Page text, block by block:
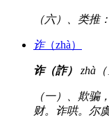
（六）、类推
诈（zhà）
诈（詐） zhà（
（一）、欺骗
财。诈哄。尔